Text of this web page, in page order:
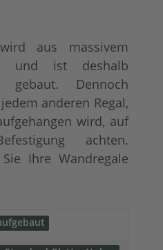
aus massivem
und ist deshalb
gebaut. Dennoch
anderen Regal,
wird, auf
achten.
Ihre Wandregale